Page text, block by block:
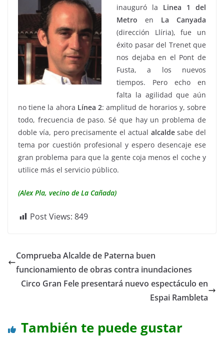
inauguró la Linea 1 del
Metro en La Canyada
(dirección Llíria), fue un
éxito pasar del Trenet que
nos dejaba en el Pont de
Fusta, a los nuevos
tiempos. Pero echo en
falta la agilidad que aún
no tiene la ahora Línea 2: amplitud de horarios y, sobre
todo, frecuencia de paso. Sé que hay un problema de
doble vía, pero precisamente el actual alcaldesabe del
tema por cuestión profesional y espero desencaje ese
gran problema para que la gente coja menos el coche y
utilice más el servicio público.
(Alex Pla, vecino de La Cañada)
Post Views: 849
Comprueba Alcalde de Paterna buen
funcionamiento de obras contra inundaciones
Circo Gran Fele presentará nuevo espectáculo en
Espai Rambleta
También te puede gustar